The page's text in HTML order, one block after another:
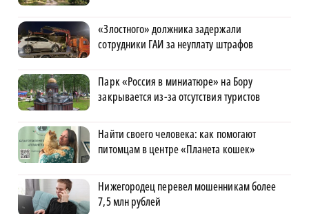
«Злостного» должника задержали
сотрудники ГАИ за неуплату штрафов
Парк «Россия в миниатюре» на Бору
закрывается из-за отсутствия туристов
Найти своего человека: как помогают
питомцам в центре «Планета кошек»
Нижегородец перевел мошенникам более
7,5 млн рублей